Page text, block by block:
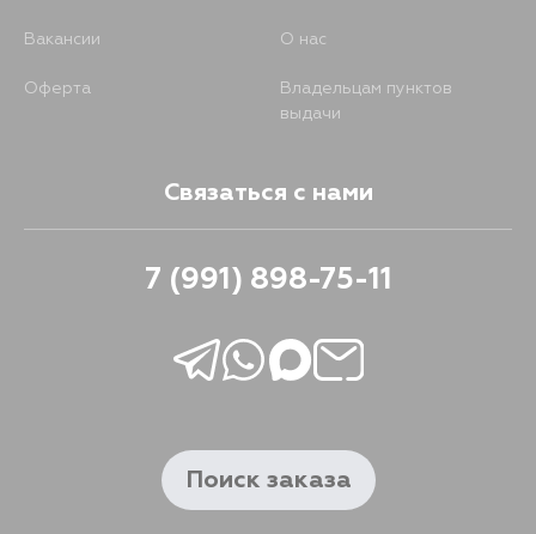
Вакансии О нас
Оферта
Владельцам пунктов
выдачи
Связаться с нами
7 (991) 898-75-11
Поиск заказа